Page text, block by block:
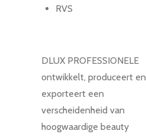
RVS
DLUX PROFESSIONELE
ontwikkelt, produceert en
exporteert een
verscheidenheid van
hoogwaardige beauty